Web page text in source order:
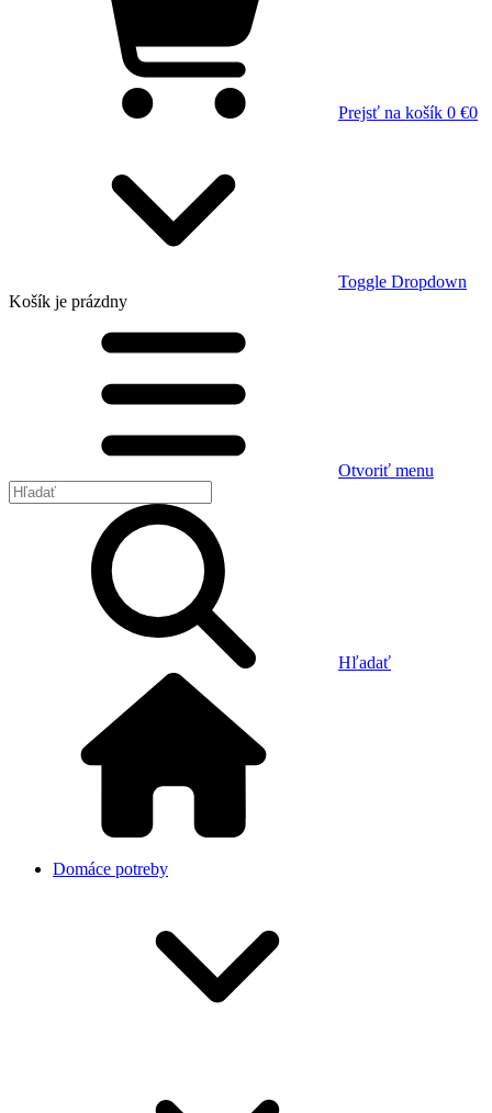
Prejsť na košík 0 €0
Toggle Dropdown
Košík je prázdny
Otvoriť menu
Hľadať
Domáce potreby